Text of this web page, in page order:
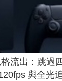
流出：跳過
與全光